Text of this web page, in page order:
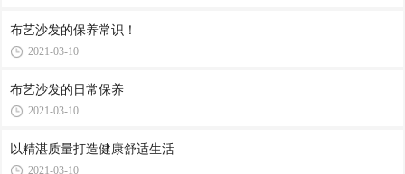
布艺沙发的保养常识！
2021-03-10
布艺沙发的日常保养
2021-03-10
以精湛质量打造健康舒适生活
2021-03-10